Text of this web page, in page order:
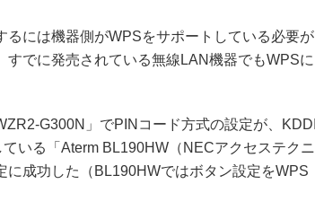
には機器側がWPSをサポートしている必要が
すでに発売されている無線LAN機器でもWPSに
G300N」でPINコード方式の設定が、KDDI
いる「Aterm BL190HW（NECアクセステクニ
に成功した（BL190HWではボタン設定をWPS